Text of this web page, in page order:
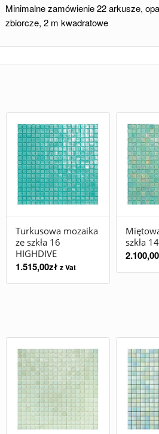
Minimalne zamówienie 22 arkusze,
zbiorcze, 2 m kwadratowe
Turkusowa mozaika
ze szkła 16
HIGHDIVE
1.515,00zł z Vat
szkła
2.100,00